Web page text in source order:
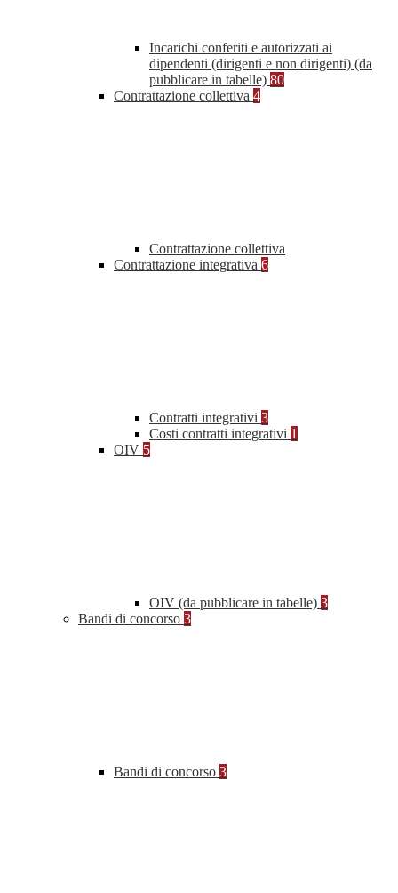
Incarichi conferiti e autorizzati ai
dipendenti (dirigenti e non dirigenti) (da
pubblicare in tabelle) 80
Contrattazione collettiva 4
Contrattazione collettiva
Contrattazione integrativa 6
Contratti integrativi 3
Costi contratti integrativi 1
OIV 5
OIV (da pubblicare in tabelle) 3
Bandi di concorso 3
Bandi di concorso 3